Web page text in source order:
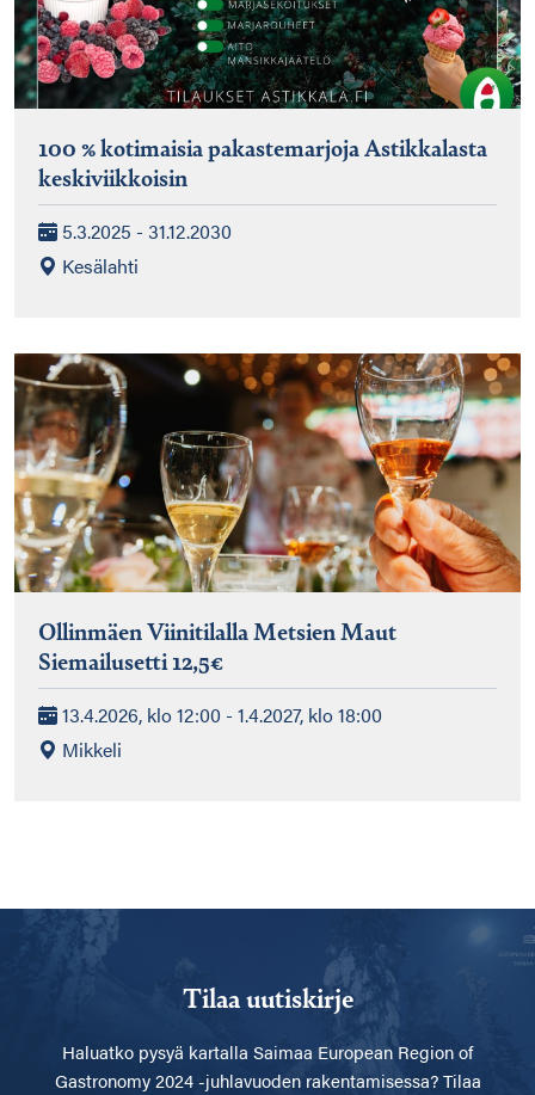
100 % kotimaisia pakastemarjoja Astikkalasta
keskiviikkoisin
5.3.2025 - 31.12.2030
Kesälahti
Ollinmäen Viinitilalla Metsien Maut
Siemailusetti 12,5€
13.4.2026, klo 12:00 - 1.4.2027, klo 18:00
Mikkeli
Tilaa uutiskirje
Haluatko pysyä kartalla Saimaa European Region of
Gastronomy 2024 -juhlavuoden rakentamisessa? Tilaa